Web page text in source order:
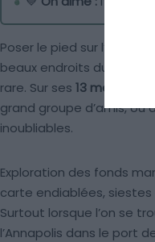
Poser le pied sur
beaux endroits du
rare. Sur ses 13 mètres de
grand groupe d’amis,
inoubliables.
Exploration des fonds
carte endiablées,
Surtout lorsque l’on se
l’Annapolis dans le port